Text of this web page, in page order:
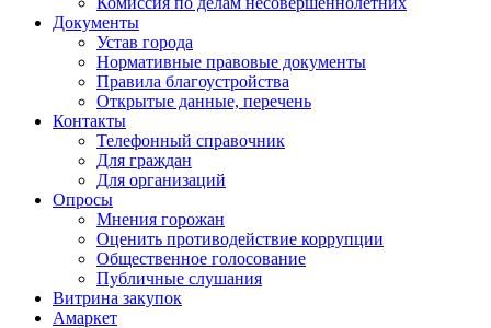
Документы
Устав города
Нормативные правовые документы
Правила благоустройства
Открытые данные, перечень
Контакты
Телефонный справочник
Для граждан
Для организаций
Опросы
Мнения горожан
Оценить противодействие коррупции
Общественное голосование
Публичные слушания
Витрина закупок
Амаркет